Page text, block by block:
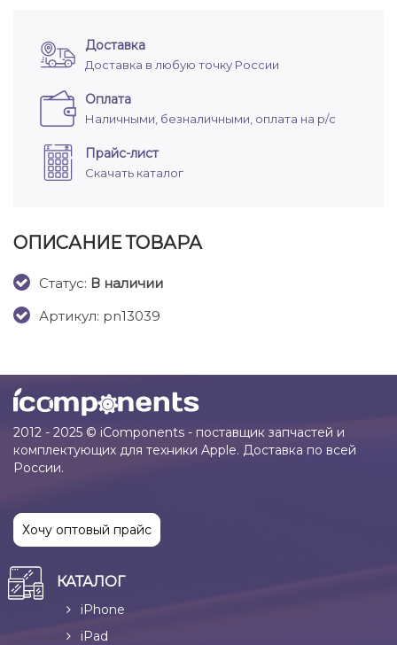
Доставка
Доставка в любую точку России
Оплата
Наличными, безналичными, оплата на р/с
Прайс-лист
Скачать каталог
ОПИСАНИЕ ТОВАРА
Cтатус: В наличии
Артикул: pn13039
2012 - 2025 © iComponents - поставщик запчастей и
комплектующих для техники Apple. Доставка по всей
России.
Хочу оптовый прайс
КАТАЛОГ
iPhone
iPad